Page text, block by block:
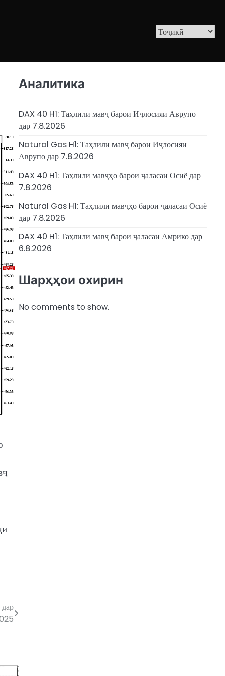
Аналитика
DAX 40 H1: Таҳлили мавҷ барои Иҷлосияи Аврупо
дар 7.8.2026
Natural Gas H1: Таҳлили мавҷ барои Иҷлосияи
Аврупо дар 7.8.2026
DAX 40 H1: Таҳлили мавҷҳо барои ҷаласаи Осиё дар
7.8.2026
Natural Gas H1: Таҳлили мавҷҳо барои ҷаласаи Осиё
дар 7.8.2026
DAX 40 H1: Таҳлили мавҷ барои ҷаласаи Амрико дар
6.8.2026
Шарҳҳои охирин
No comments to show.